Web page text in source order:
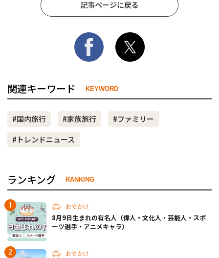
記事ページに戻る
関連キーワード KEYWORD
#国内旅行 #家族旅行
#ファミリー
#トレンドニュース
ランキング RANKING
おでかけ
8月9日生まれの有名人（偉人・文化人・芸能人・スポ
ーツ選手・アニメキャラ）
おでかけ